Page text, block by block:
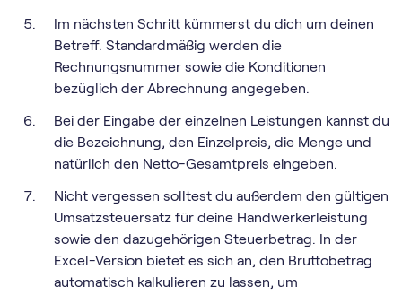
Im nächsten Schritt kümmerst du dich um deinen
Betreff. Standardmäßig werden die
Rechnungsnummer sowie die Konditionen
bezüglich der Abrechnung angegeben.
Bei der Eingabe der einzelnen Leistungen kannst du
die Bezeichnung, den Einzelpreis, die Menge und
natürlich den Netto-Gesamtpreis eingeben.
Nicht vergessen solltest du außerdem den gültigen
Umsatzsteuersatz für deine Handwerkerleistung
sowie den dazugehörigen Steuerbetrag. In der
Excel-Version bietet es sich an, den Bruttobetrag
automatisch kalkulieren zu lassen, um